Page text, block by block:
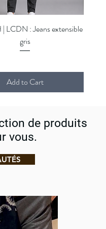
LCDN : Jeans extensible
gris
Add to Cart
de produits
vous.